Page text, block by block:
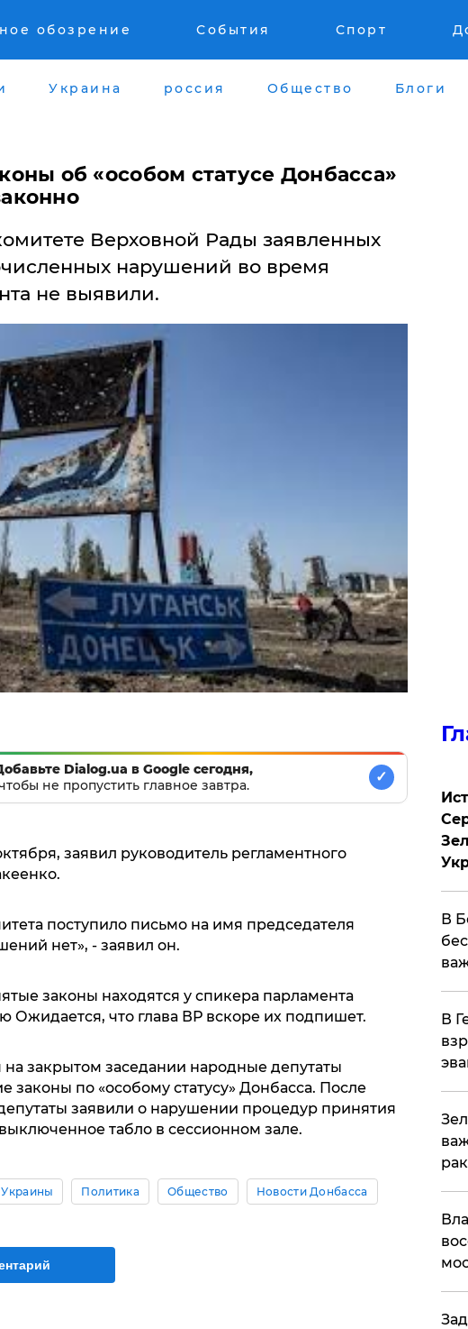
обозрение События Спорт
Украина россия Общество Блоги
об «особом статусе Донбасса»
Верховной Рады заявленных
нарушений во время
не выявили.
Dialog.ua в Google сегодня,
не пропустить главное завтра.
✓
заявил руководитель регламентного
поступило письмо на имя председателя
нет», - заявил он.
законы находятся у спикера парламента
Ожидается, что глава ВР вскоре их подпишет.
закрытом заседании народные депутаты
законы по «особому статусу» Донбасса. После
заявили о нарушении процедур принятия
табло в сессионном зале.
Политика Общество Новости Донбасса
В
В